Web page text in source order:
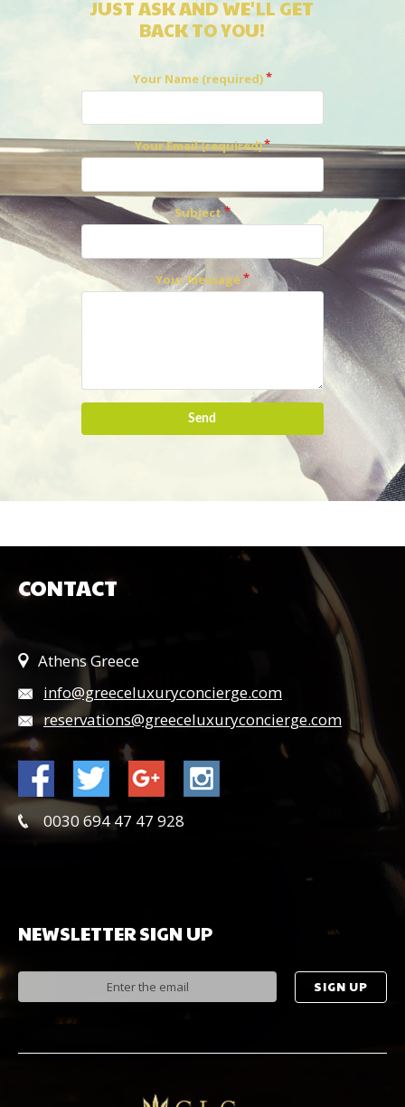
JUST ASK AND WE'LL GET
BACK TO YOU!
Your Name (required)
Your Email (required)
Subject
Your Message
Send
CONTACT
Athens Greece
info@greeceluxuryconcierge.com
reservations@greeceluxuryconcierge.com
0030 694 47 47 928
NEWSLETTERSIGN UP